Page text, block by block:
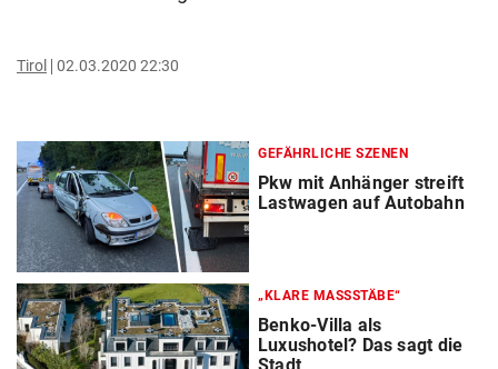
Tirol 02.03.2020 22:30
GEFÄHRLICHE SZENEN
Pkw mit Anhänger streift
Lastwagen auf Autobahn
„KLARE MASSSTÄBE“
Benko-Villa als
Luxushotel? Das sagt die